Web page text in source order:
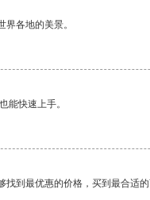
各地的美景。
能快速上手。
找到最优惠的价格，买到最合适